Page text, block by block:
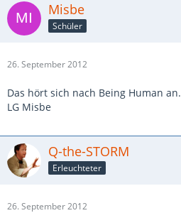
Misbe
Schüler
26. September 2012
Das hört sich nach Being Human an.
LG Misbe
Q-the-STORM
Erleuchteter
26. September 2012